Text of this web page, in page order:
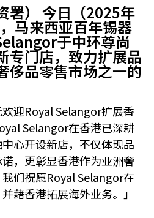
署） 今日（2025年
马来西亚百年锡器
于中环尊尚
专门店，致力扩展品
侈品零售市场之一的
迎Royal Selangor扩展香
Selangor在香港已深耕
心开设新店，不仅体现品
，更彰显香港作为亚洲奢
们祝愿Royal Selangor在
藉香港拓展海外业务。」